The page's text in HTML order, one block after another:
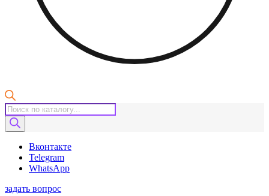
Поиск
товаров
Вконтакте
Telegram
WhatsApp
задать вопрос